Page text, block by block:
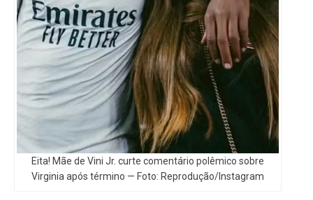
Eita! Mãe de Vini Jr. curte comentário polêmico sobre
Virginia após término — Foto: Reprodução/Instagram